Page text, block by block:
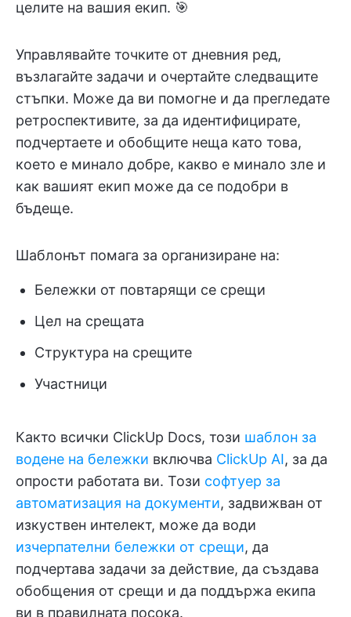
целите на вашия екип. 🎯
Управлявайте точките от дневния ред,
възлагайте задачи и очертайте следващите
стъпки. Може да ви помогне и да прегледате
ретроспективите, за да идентифицирате,
подчертаете и обобщите неща като това,
което е минало добре, какво е минало зле и
как вашият екип може да се подобри в
бъдеще.
Шаблонът помага за организиране на:
Бележки от повтарящи се срещи
Цел на срещата
Структура на срещите
Участници
Както всички ClickUp Docs, този шаблон за
водене на бележки включва ClickUp AI, за да
опрости работата ви. Този софтуер за
автоматизация на документи, задвижван от
изкуствен интелект, може да води
изчерпателни бележки от срещи, да
подчертава задачи за действие, да създава
обобщения от срещи и да поддържа екипа
ви в правилната посока.